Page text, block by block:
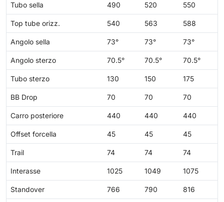
Tubo sella 490 520 550
Top tube orizz. 540 563 588
Angolo sella 73° 73° 73°
Angolo sterzo 70.5° 70.5° 70.5°
Tubo sterzo 130 150 175
BB Drop 70 70 70
Carro posteriore 440 440 440
Offset forcella 45 45 45
Trail 74 74 74
Interasse 1025 1049 1075
Standover 766 790 816